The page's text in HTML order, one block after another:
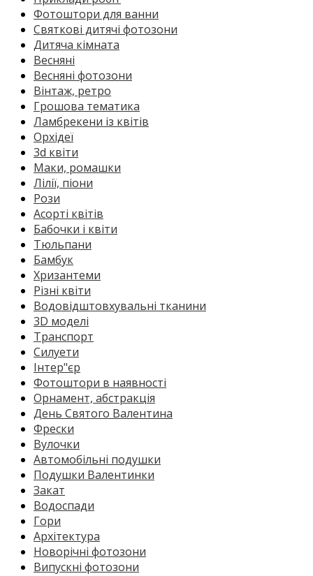
Фотоштори для ванни
Святкові дитячі фотозони
Дитяча кімната
Весняні
Весняні фотозони
Вінтаж, ретро
Грошова тематика
Ламбрекени із квітів
Орхідеї
3d квіти
Маки, ромашки
Лілії, піони
Рози
Асорті квітів
Бабочки і квіти
Тюльпани
Бамбук
Хризантеми
Різні квіти
Водовідштовхувальні тканини
3D моделі
Транспорт
Силуети
Інтер"єр
Фотоштори в наявності
Орнамент, абстракція
День Святого Валентина
Фрески
Вулочки
Автомобільні подушки
Подушки Валентинки
Закат
Водоспади
Гори
Архітектура
Новорічні фотозони
Випускні фотозони